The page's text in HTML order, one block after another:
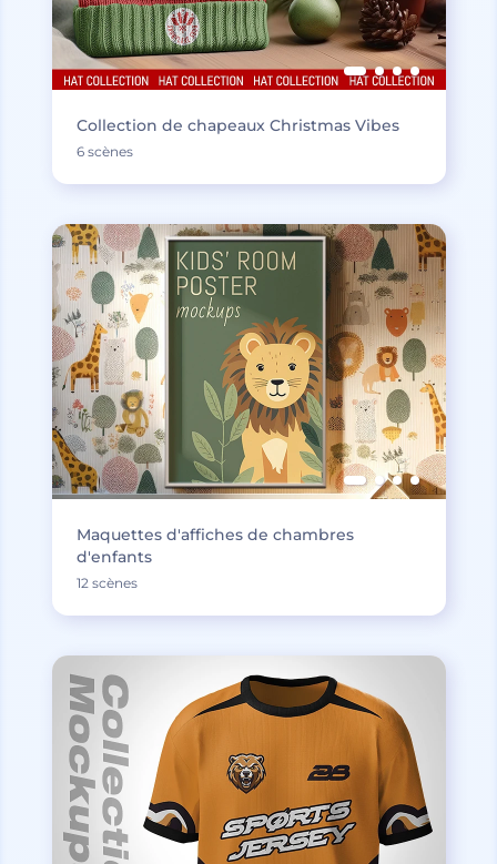
Collection de chapeaux Christmas Vibes
6 scènes
Maquettes d'affiches de chambres
d'enfants
12 scènes